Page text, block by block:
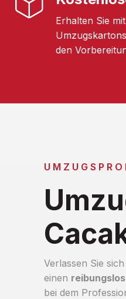
Erhalten Sie
den
Verlassen Sie
einen
bei dem